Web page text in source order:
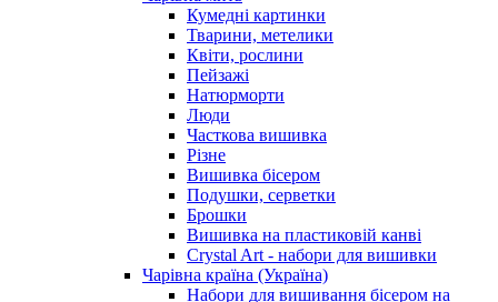
Кумедні картинки
Тварини, метелики
Квіти, рослини
Пейзажі
Натюрморти
Люди
Часткова вишивка
Різне
Вишивка бісером
Подушки, серветки
Брошки
Вишивка на пластиковій канві
Crystal Art - набори для вишивки
Чарівна країна (Україна)
Набори для вишивання бісером на